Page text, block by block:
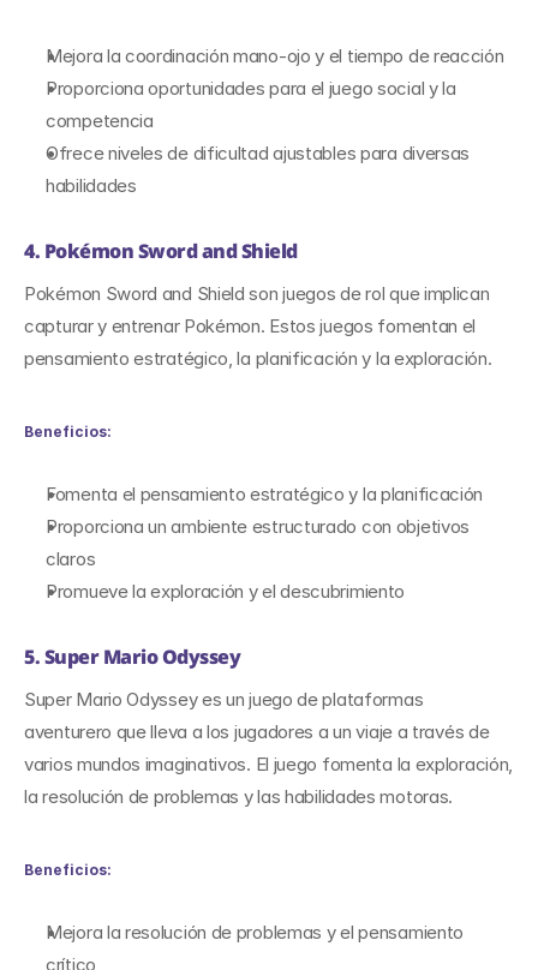
Mejora la coordinación mano-ojo y el tiempo de reacción
Proporciona oportunidades para el juego social y la
competencia
Ofrece niveles de dificultad ajustables para diversas
habilidades
4. Pokémon Sword and Shield
Pokémon Sword and Shield son juegos de rol que implican
capturar y entrenar Pokémon. Estos juegos fomentan el
pensamiento estratégico, la planificación y la exploración.
Beneficios:
Fomenta el pensamiento estratégico y la planificación
Proporciona un ambiente estructurado con objetivos
claros
Promueve la exploración y el descubrimiento
5. Super Mario Odyssey
Super Mario Odyssey es un juego de plataformas
aventurero que lleva a los jugadores a un viaje a través de
varios mundos imaginativos. El juego fomenta la exploración,
la resolución de problemas y las habilidades motoras.
Beneficios:
Mejora la resolución de problemas y el pensamiento
crítico